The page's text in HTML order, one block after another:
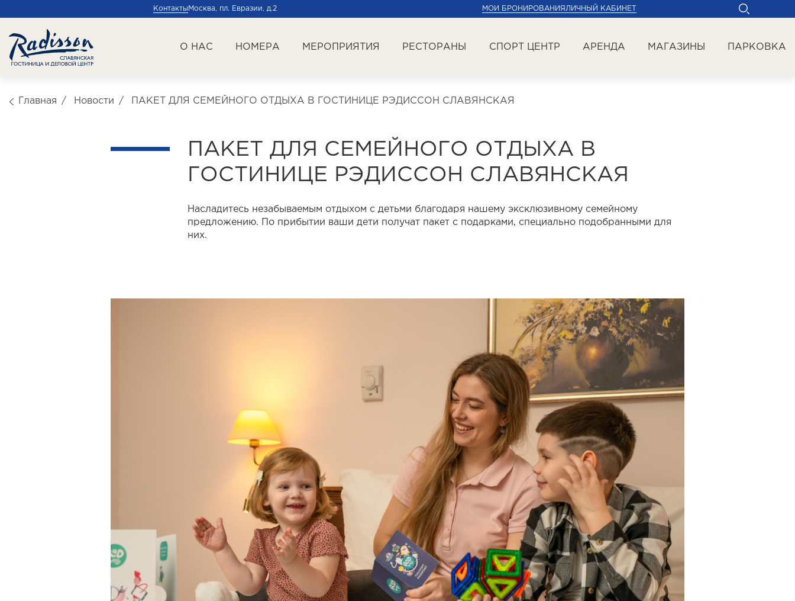
Контакты Москва, пл. Евразии, д.2 МОИ БРОНИРОВАНИЯ ЛИЧНЫЙ КАБИНЕТ
О НАС НОМЕРА МЕРОПРИЯТИЯ РЕСТОРАНЫ СПОРТ ЦЕНТР АРЕНДА МАГАЗИНЫ ПАРКОВКА
Главная Новости ПАКЕТ ДЛЯ СЕМЕЙНОГО ОТДЫХА В ГОСТИНИЦЕ РЭДИССОН СЛАВЯНСКАЯ
ПАКЕТ ДЛЯ СЕМЕЙНОГО ОТДЫХА В
ГОСТИНИЦЕ РЭДИССОН СЛАВЯНСКАЯ
Насладитесь незабываемым отдыхом с детьми благодаря нашему эксклюзивному семейному
предложению. По прибытии ваши дети получат пакет с подарками, специально подобранными для
них.